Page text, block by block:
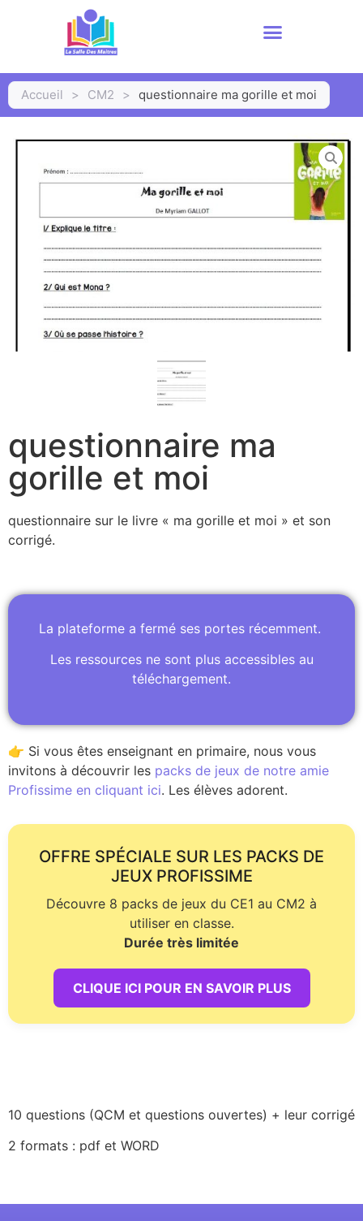
Accueil > CM2 > questionnaire ma gorille et moi
questionnaire ma
gorille et moi
questionnaire sur le livre « ma gorille et moi » et son
corrigé.
La plateforme a fermé ses portes récemment.
Les ressources ne sont plus accessibles au
téléchargement.
👉 Si vous êtes enseignant en primaire, nous vous
invitons à découvrir les packs de jeux de notre amie
Profissime en cliquant ici. Les élèves adorent.
OFFRE SPÉCIALE SUR LES PACKS DE
JEUX PROFISSIME
Découvre 8 packs de jeux du CE1 au CM2 à
utiliser en classe.
Durée très limitée
CLIQUE ICI POUR EN SAVOIR PLUS
10 questions (QCM et questions ouvertes) + leur corrigé
2 formats : pdf et WORD